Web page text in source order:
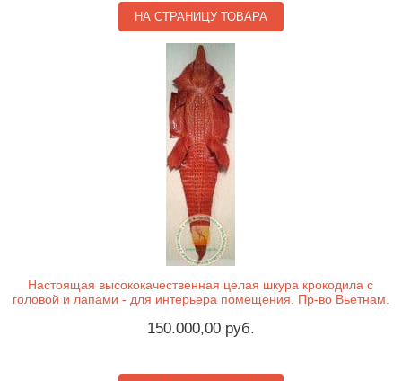
НА СТРАНИЦУ ТОВАРА
Настоящая высококачественная целая шкура крокодила с
головой и лапами - для интерьера помещения. Пр-во Вьетнам.
150.000,00 руб.